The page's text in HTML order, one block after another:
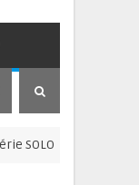
SAGRADO DO BRASIL